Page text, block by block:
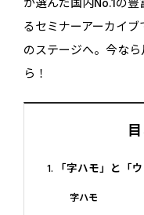
るセミナーアーカイ
のステージへ。今な
ら！
「字ハモ」と「ウ
字ハモ